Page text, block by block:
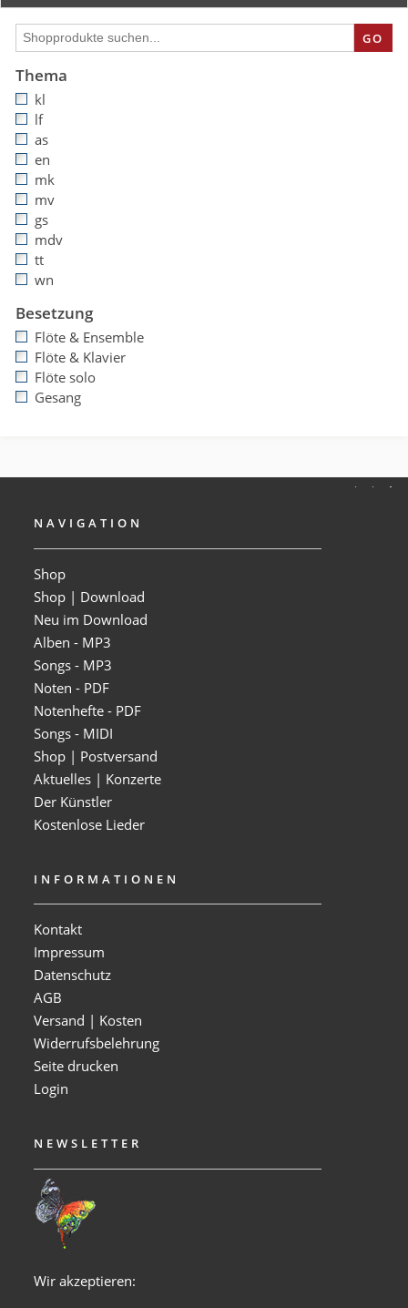
GO
Thema
kl
lf
as
en
mk
mv
gs
mdv
tt
wn
Besetzung
Flöte & Ensemble
Flöte & Klavier
Flöte solo
Gesang
NAVIGATION
Shop
Shop | Download
Neu im Download
Alben - MP3
Songs - MP3
Noten - PDF
Notenhefte - PDF
Songs - MIDI
Shop | Postversand
Aktuelles | Konzerte
Der Künstler
Kostenlose Lieder
INFORMATIONEN
Kontakt
Impressum
Datenschutz
AGB
Versand | Kosten
Widerrufsbelehrung
Seite drucken
Login
NEWSLETTER
Wir akzeptieren: